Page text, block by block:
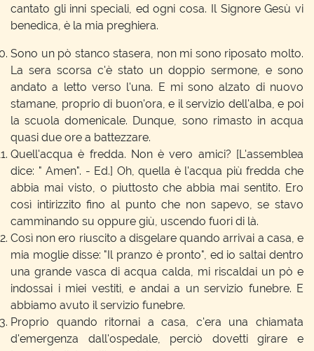
cantato gli inni speciali, ed ogni cosa. Il Signore Gesù vi
benedica, è la mia preghiera.
Sono un pò stanco stasera, non mi sono riposato molto.
La sera scorsa c'è stato un doppio sermone, e sono
andato a letto verso l'una. E mi sono alzato di nuovo
stamane, proprio di buon'ora, e il servizio dell'alba, e poi
la scuola domenicale. Dunque, sono rimasto in acqua
quasi due ore a battezzare.
Quell'acqua è fredda. Non è vero amici? [L'assemblea
dice: " Amen". - Ed.] Oh, quella è l'acqua più fredda che
abbia mai visto, o piuttosto che abbia mai sentito. Ero
così intirizzito fino al punto che non sapevo, se stavo
camminando su oppure giù, uscendo fuori di là.
Così non ero riuscito a disgelare quando arrivai a casa, e
mia moglie disse: "Il pranzo è pronto", ed io saltai dentro
una grande vasca di acqua calda, mi riscaldai un pò e
indossai i miei vestiti, e andai a un servizio funebre. E
abbiamo avuto il servizio funebre.
Proprio quando ritornai a casa, c'era una chiamata
d'emergenza dall'ospedale, perciò dovetti girare e